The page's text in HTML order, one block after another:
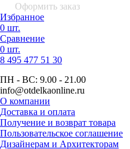
Оформить заказ
Избранное
0 шт.
Сравнение
0 шт.
8 495 477 51 30
ПН - ВС: 9.00 - 21.00
info@otdelkaonline.ru
О компании
Доставка и оплата
Получение и возврат товара
Пользовательское соглашение
Дизайнерам и Архитекторам